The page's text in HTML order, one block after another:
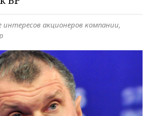
акционеров компании,